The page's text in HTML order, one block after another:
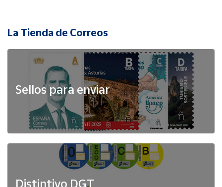
La Tienda de Correos
Sellos para enviar
Distintivo DGT